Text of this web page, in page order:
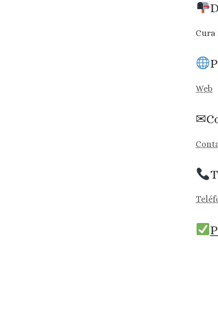
Cura
Web